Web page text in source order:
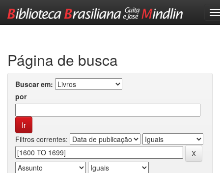
Página de busca
Buscar em:
por
Filtros correntes: